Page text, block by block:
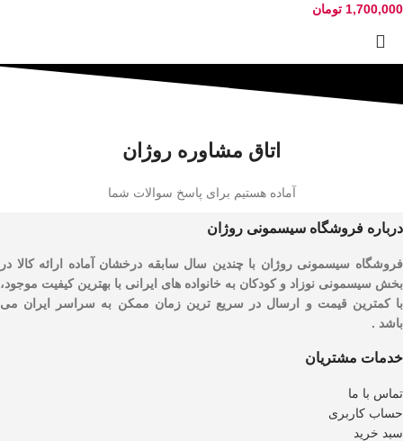
1,700,000 تومان
اتاق مشاوره روژان
آماده هستیم برای پاسخ سوالات شما
درباره فروشگاه سیسمونی روژان
فروشگاه سیسمونی روژان با چندین سال سابقه درخشان آماده ارائه کالا در
بخش سیسمونی نوزاد و کودکان به خانواده های ایرانی با بهترین کیفیت موجود،
با کمترین قیمت و ارسال در سریع ترین زمان ممکن به سراسر ایران می
باشد .
خدمات مشتریان
تماس با ما
حساب کاربری
سبد خرید